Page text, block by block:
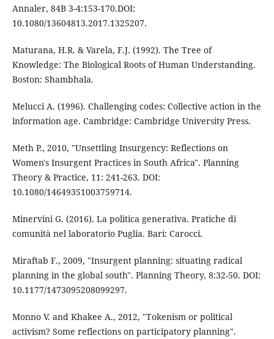
Annaler, 84B 3-4:153-170.DOI:
10.1080/13604813.2017.1325207.
Maturana, H.R. & Varela, F.J. (1992). The Tree of
Knowledge: The Biological Roots of Human Understanding.
Boston: Shambhala.
Melucci A. (1996). Challenging codes: Collective action in the
information age. Cambridge: Cambridge University Press.
Meth P., 2010, "Unsettling Insurgency: Reflections on
Women's Insurgent Practices in South Africa". Planning
Theory & Practice, 11: 241-263. DOI:
10.1080/14649351003759714.
Minervini G. (2016). La politica generativa. Pratiche di
comunità nel laboratorio Puglia. Bari: Carocci.
Miraftab F., 2009, "Insurgent planning: situating radical
planning in the global south". Planning Theory, 8:32-50. DOI:
10.1177/1473095208099297.
Monno V. and Khakee A., 2012, "Tokenism or political
activism? Some reflections on participatory planning".